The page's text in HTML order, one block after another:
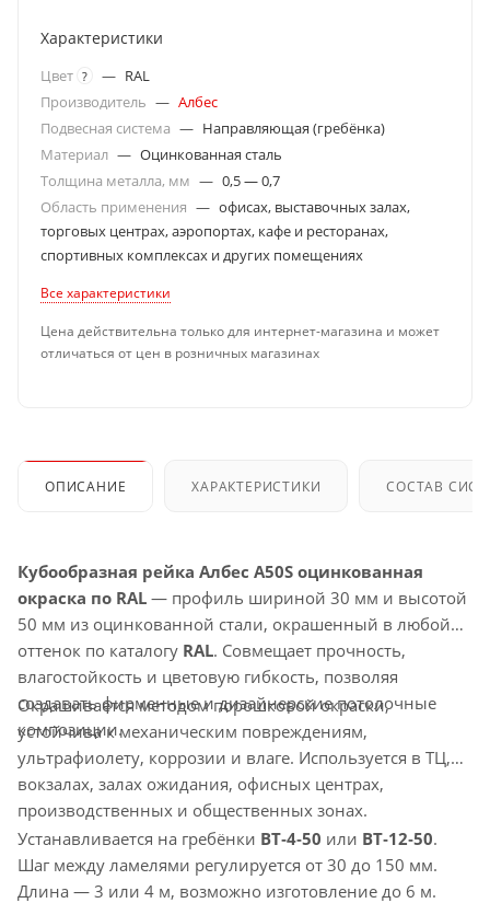
Характеристики
Цвет ? — RAL
Производитель — Албес
Подвесная система — Направляющая (гребёнка)
Материал — Оцинкованная сталь
Толщина металла, мм — 0,5 — 0,7
Область применения — офисах, выставочных залах,
торговых центрах, аэропортах, кафе и ресторанах,
спортивных комплексах и других помещениях
Все характеристики
Цена действительна только для интернет-магазина и может
отличаться от цен в розничных магазинах
ОПИСАНИЕ ХАРАКТЕРИСТИКИ СОСТАВ
Кубообразная рейка Албес A50S оцинкованная
окраска по RAL — профиль шириной 30 мм и высотой
50 мм из оцинкованной стали, окрашенный в любой
оттенок по каталогу RAL. Совмещает прочность,
влагостойкость и цветовую гибкость, позволяя
создавать фирменные и дизайнерские потолочные
композиции.
Окрашивается методом порошковой окраски,
устойчива к механическим повреждениям,
ультрафиолету, коррозии и влаге. Используется в ТЦ,
вокзалах, залах ожидания, офисных центрах,
производственных и общественных зонах.
Устанавливается на гребёнки BT‑4‑50 или BT‑12‑50.
Шаг между ламелями регулируется от 30 до 150 мм.
Длина — 3 или 4 м, возможно изготовление до 6 м.